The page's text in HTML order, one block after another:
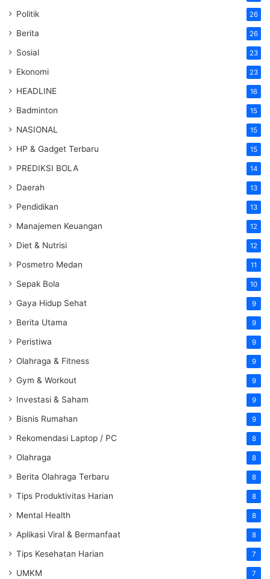
Politik 26
Berita 26
Sosial 23
Ekonomi 23
HEADLINE 16
Badminton 15
NASIONAL 15
HP & Gadget Terbaru 15
PREDIKSI BOLA 14
Daerah 13
Pendidikan 13
Manajemen Keuangan 12
Diet & Nutrisi 12
Posmetro Medan 11
Sepak Bola 10
Gaya Hidup Sehat 9
Berita Utama 9
Peristiwa 9
Olahraga & Fitness 9
Gym & Workout 9
Investasi & Saham 9
Bisnis Rumahan 9
Rekomendasi Laptop / PC 8
Olahraga 8
Berita Olahraga Terbaru 8
Tips Produktivitas Harian 8
Mental Health 8
Aplikasi Viral & Bermanfaat 8
Tips Kesehatan Harian 7
UMKM 7